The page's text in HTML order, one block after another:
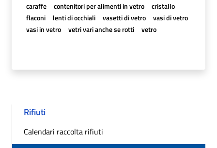
caraffe
contenitori per alimenti in vetro
cristallo
flaconi
lenti di occhiali vasetti di vetro
vasi di vetro
vasi in vetro
vetri vari anche se rotti vetro
Rifiuti
Calendari raccolta rifiuti